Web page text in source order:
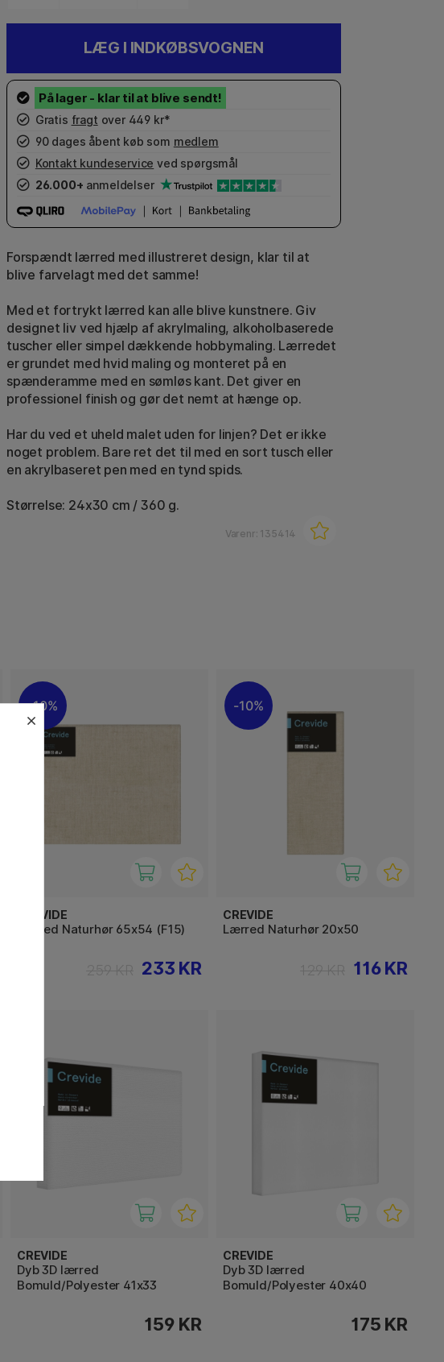
LÆG I INDKØBSVOGNEN
Gratis fragt over 449 kr*
90 dages åbent køb som medlem
Kontakt kundeservice ved spørgsmål
26.000+ anmeldelser
Forspændt lærred med illustreret design, klar til at
blive farvelagt med det samme!
Med et fortrykt lærred kan alle blive kunstnere. Giv
designet liv ved hjælp af akrylmaling, alkoholbaserede
tuscher eller simpel dækkende hobbymaling. Lærredet
er grundet med hvid maling og monteret på en
spænderamme med en sømløs kant. Det giver en
professionel finish og gør det nemt at hænge op.
Har du ved et uheld malet uden for linjen? Det er ikke
noget problem. Bare ret det til med en sort tusch eller
en akrylbaseret pen med en tynd spids.
Størrelse: 24x30 cm / 360 g.
Varenr: 135414
10%
CREVIDE
Lærred Naturhør 65x54 (F15)
233 KR
10%
CREVIDE
Lærred Naturhør 20x50
116 KR
CREVIDE
Dyb 3D lærred
Bomuld/Polyester 41x33
159 KR
CREVIDE
Dyb 3D lærred
Bomuld/Polyester 40x40
175 KR